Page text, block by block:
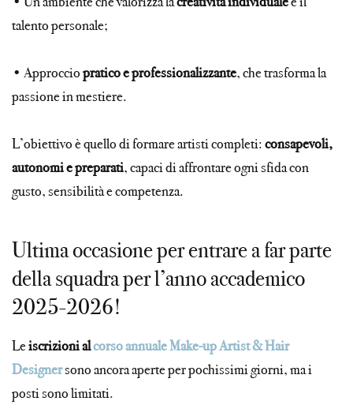
talento personale;
• Approcciopratico e professionalizzante, che trasforma la
passione in mestiere.
L’obiettivo è quello di formare artisti completi:consapevoli,
autonomi e preparati, capaci di affrontare ogni sfida con
gusto, sensibilità e competenza.
Ultima occasione per entrare a far parte
della squadra per l’anno accademico
2025-2026!
Leiscrizioni alcorso annuale Make-up Artist & Hair
Designersono ancora aperte per pochissimi giorni, ma i
posti sono limitati.